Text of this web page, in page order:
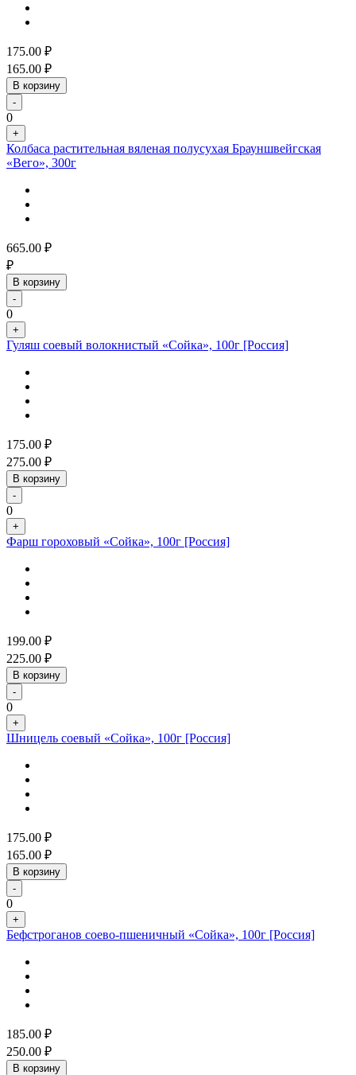
175.00 ₽
165.00 ₽
В корзину
-
0
+
Колбаса растительная вяленая полусухая Брауншвейгская
«Вего», 300г
665.00 ₽
₽
В корзину
-
0
+
Гуляш соевый волокнистый «Сойка», 100г [Россия]
175.00 ₽
275.00 ₽
В корзину
-
0
+
Фарш гороховый «Сойка», 100г [Россия]
199.00 ₽
225.00 ₽
В корзину
-
0
+
Шницель соевый «Сойка», 100г [Россия]
175.00 ₽
165.00 ₽
В корзину
-
0
+
Бефстроганов соево-пшеничный «Сойка», 100г [Россия]
185.00 ₽
250.00 ₽
В корзину